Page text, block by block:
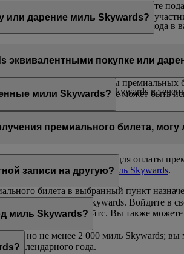
только через Интернет после входа в
вознаграждения или хотите
на этустраницу. В учетной записи
до 100 000 миль Skywards в
или дарение миль Skywards?
до 200 000 миль Skywards в
до 100 000 миль Skywards в
.
эквивалентными покупке или
использованы для оплаты
мили Skywards, не может быть
мили Skywards?
премиальные билеты и повышение
проверять количество миль
премиального билета, могу
миль Skywards для оплаты
страницуПокупка миль Skywards.
билета в выбранный пункт
записи на другую?
запись Эмирейтс Skywards. Войдите в
в приложении Эмирейтс. Вы также
миль Skywards?
000, но не менее 2 000 миль Skywards;
календарного года.